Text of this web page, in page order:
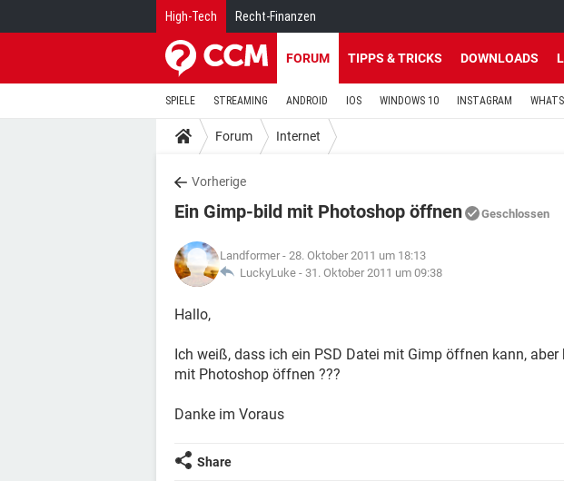
High-Tech Recht-Finanzen
FORUM TIPPS & TRICKS DOWNLOADS
SPIELE STREAMING ANDROID IOS WINDOWS 10 INSTAGRAM
Forum Internet
Vorherige
Ein Gimp-bild mit Photoshop öffnen Geschlossen
Landformer - 28. Oktober 2011 um 18:13
LuckyLuke - 31. Oktober 2011 um 09:38
Hallo,
Ich weiß, dass ich ein PSD Datei mit Gimp öffnen kann,
mit Photoshop öffnen ???
Danke im Voraus
Share